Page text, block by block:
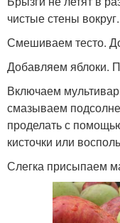
чистые стены вокруг.
Смешиваем тесто.
Добавляем яблоки.
Включаем
смазываем
проделать с
кисточки или
Слегка присыпаем